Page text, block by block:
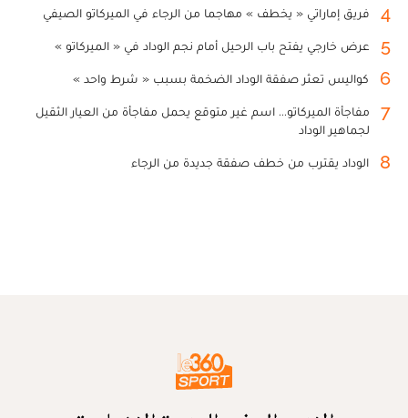
4 فريق إماراتي « يخطف » مهاجما من الرجاء في الميركاتو الصيفي
5 عرض خارجي يفتح باب الرحيل أمام نجم الوداد في « الميركاتو »
6 كواليس تعثر صفقة الوداد الضخمة بسبب « شرط واحد »
7
مفاجأة الميركاتو... اسم غير متوقع يحمل مفاجأة من العيار الثقيل
لجماهير الوداد
8 الوداد يقترب من خطف صفقة جديدة من الرجاء